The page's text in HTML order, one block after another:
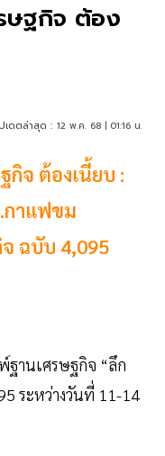
ษฐกิจ ต้อง
เดตล่าสุด : 12 พ.ค. 68 | 01:16 น.
กิจ ต้องเนี้ยบ :
กาแฟขม
ฉบับ 4,095
านเศรษฐกิจ “ลึก
ระหว่างวันที่ 11-14